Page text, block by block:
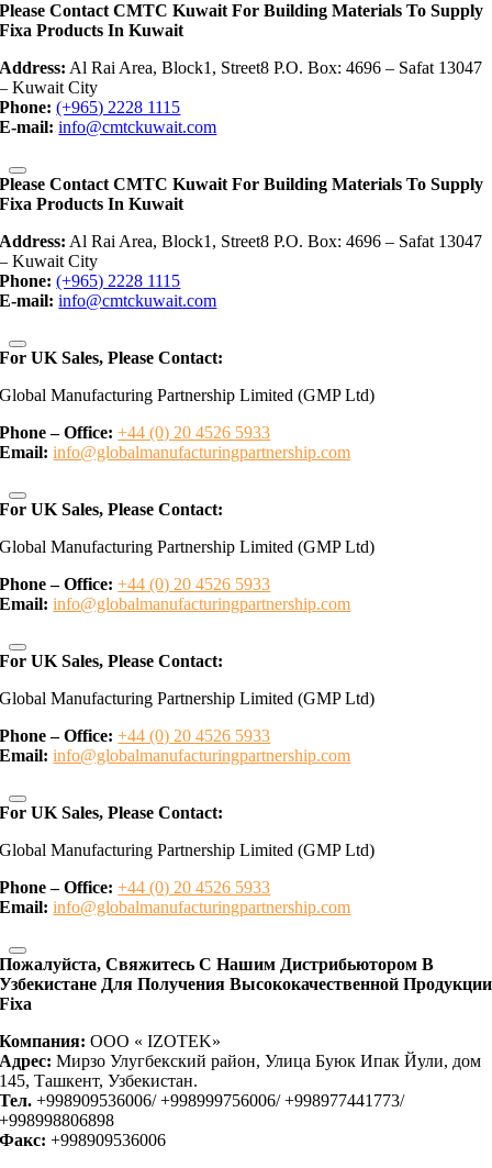
Please Contact CMTC Kuwait For Building Materials To Supply
Fixa Products In Kuwait
Address: Al Rai Area, Block1, Street8 P.O. Box: 4696 – Safat 13047
– Kuwait City
Phone: (+965) 2228 1115
E-mail: info@cmtckuwait.com
Please Contact CMTC Kuwait For Building Materials To Supply
Fixa Products In Kuwait
Address: Al Rai Area, Block1, Street8 P.O. Box: 4696 – Safat 13047
– Kuwait City
Phone: (+965) 2228 1115
E-mail: info@cmtckuwait.com
For UK Sales, Please Contact:
Global Manufacturing Partnership Limited (GMP Ltd)
Phone – Office: +44 (0) 20 4526 5933
Email: info@globalmanufacturingpartnership.com
For UK Sales, Please Contact:
Global Manufacturing Partnership Limited (GMP Ltd)
Phone – Office: +44 (0) 20 4526 5933
Email: info@globalmanufacturingpartnership.com
For UK Sales, Please Contact:
Global Manufacturing Partnership Limited (GMP Ltd)
Phone – Office: +44 (0) 20 4526 5933
Email: info@globalmanufacturingpartnership.com
For UK Sales, Please Contact:
Global Manufacturing Partnership Limited (GMP Ltd)
Phone – Office: +44 (0) 20 4526 5933
Email: info@globalmanufacturingpartnership.com
Пожалуйста, Свяжитесь С Нашим Дистрибьютором В
Узбекистане Для Получения Высококачественной Продукции
Fixa
Компания: OOO « IZOTEK»
Адрес: Мирзо Улугбекский район, Улица Буюк Ипак Йули, дом
145, Ташкент, Узбекистан.
Тел. +998909536006/ +998999756006/ +998977441773/
+998998806898
Факс: +998909536006